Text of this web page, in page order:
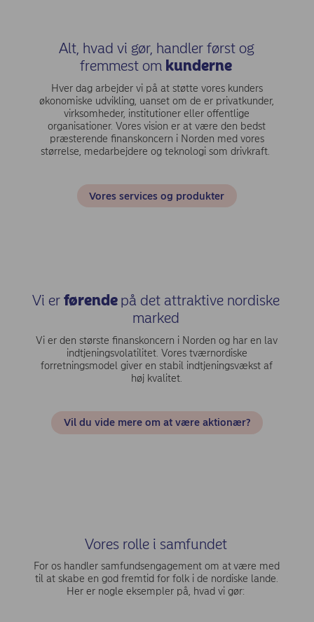
Alt, hvad vi gør, handler først og
fremmest om kunderne
Hver dag arbejder vi på at støtte vores kunders
økonomiske udvikling, uanset om de er privatkunder,
virksomheder, institutioner eller offentlige
organisationer. Vores vision er at være den bedst
præsterende finanskoncern i Norden med vores
størrelse, medarbejdere og teknologi som drivkraft.
Vores services og produkter
Vi erførende på det attraktive nordiske
marked
Vi er den største finanskoncern i Norden og har en lav
indtjeningsvolatilitet. Vores tværnordiske
forretningsmodel giver en stabil indtjeningsvækst af
høj kvalitet.
Vil du vide mere om at være aktionær?
Vores rolle i samfundet
For os handler samfundsengagement om atvære med
til at skabe en god fremtid for folk i de nordiske lande.
Her er nogle eksempler på, hvad vi gør: